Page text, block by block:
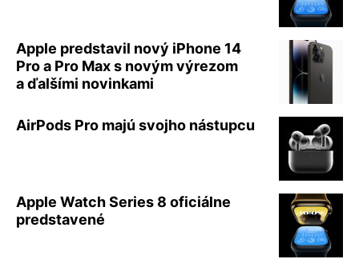
Apple predstavil nový iPhone 14
Pro a Pro Max s novým výrezom
a ďalšími novinkami
AirPods Pro majú svojho nástupcu
Apple Watch Series 8 oficiálne
predstavené